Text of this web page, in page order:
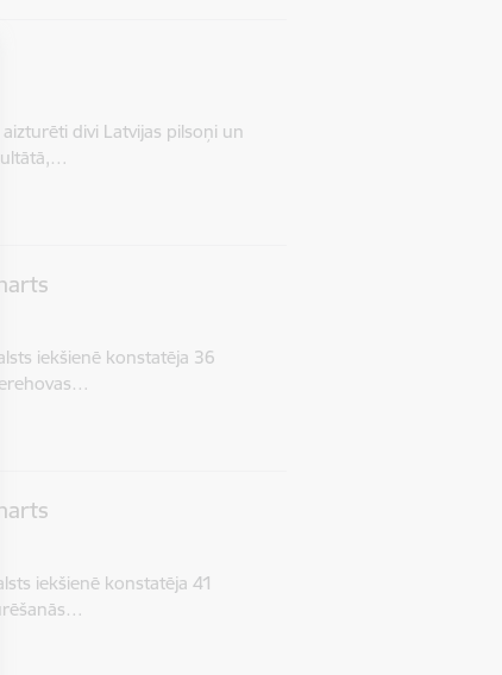
divi Latvijas pilsoņi un
iekšienē konstatēja 36
iekšienē konstatēja 41